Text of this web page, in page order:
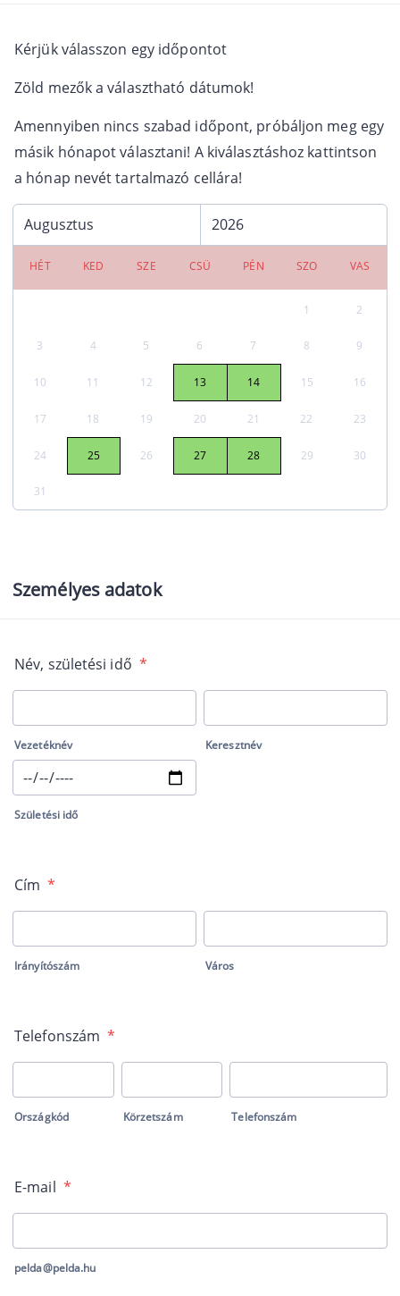
Kérjük válasszon egy időpontot
Zöld mezők a választható dátumok!
Amennyiben nincs szabad időpont, próbáljon meg egy
másik hónapot választani! A kiválasztáshoz kattintson
a hónap nevét tartalmazó cellára!
HÉT KED SZE CSÜ PÉN SZO VAS
1 2
3 4 5 6 7 8 9
10 11 12 13 14 15 16
17 18 19 20 21 22 23
24 25 26 27 28 29 30
31
Személyes adatok
Név, születési idő *
Vezetéknév Keresztnév
Születési idő
Cím *
Irányítószám Város
Telefonszám *
Országkód Körzetszám Telefonszám
E-mail *
pelda@pelda.hu